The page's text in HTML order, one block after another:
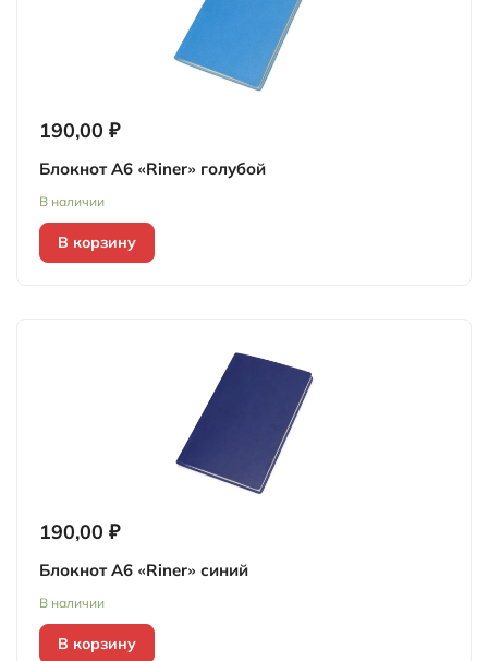
190,00 ₽
Блокнот А6 «Riner» голубой
В наличии
В корзину
190,00 ₽
Блокнот А6 «Riner» синий
В наличии
В корзину